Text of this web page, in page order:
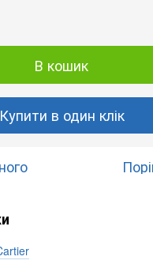
В кошик
Купити в один клік